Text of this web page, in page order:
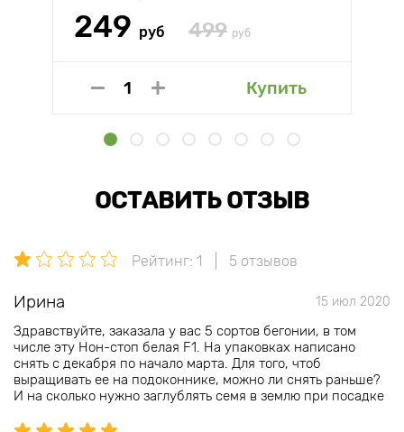
249 руб 499 руб
Купить
ОСТАВИТЬ ОТЗЫВ
Рейтинг: 1 5 отзывов
Ирина 15 июл 2020
Здравствуйте, заказала у вас 5 сортов бегонии, в том
числе эту Нон-стоп белая F1. На упаковках написано
снять с декабря по начало марта. Для того, чтоб
выращивать ее на подоконнике, можно ли снять раньше?
И на сколько нужно заглублять семя в землю при посадке